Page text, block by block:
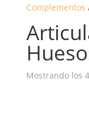
Complementos
Mostrando los